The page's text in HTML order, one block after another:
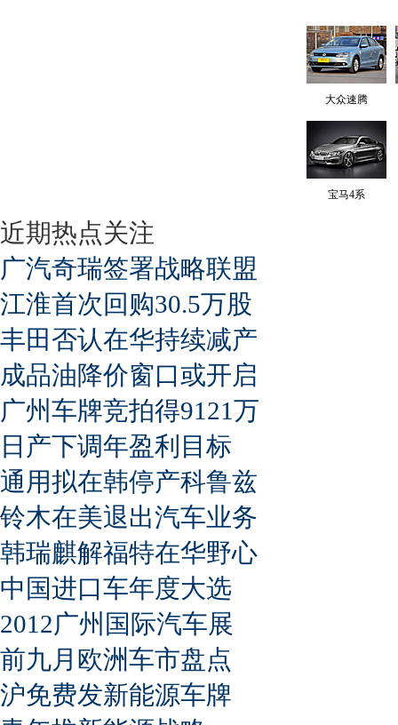
大众速腾
宝马4系
近期热点关注
广汽奇瑞签署战略联盟
江淮首次回购30.5万股
丰田否认在华持续减产
成品油降价窗口或开启
广州车牌竞拍得9121万
日产下调年盈利目标
通用拟在韩停产科鲁兹
铃木在美退出汽车业务
韩瑞麒解福特在华野心
中国进口车年度大选
2012广州国际汽车展
前九月欧洲车市盘点
沪免费发新能源车牌